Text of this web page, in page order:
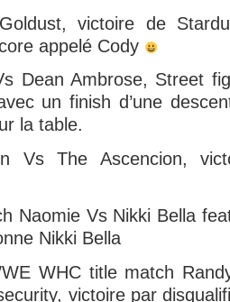
victoire de
appelé Cody
Dean Ambrose, Street
un finish d’une
la table.
Vs The Ascencion,
Naomie Vs Nikki Bella
Nikki Bella
WHC title match
victoire par